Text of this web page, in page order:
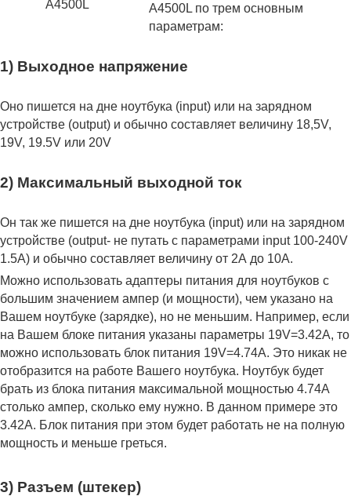
A4500L по трем основным
параметрам:
1) Выходное напряжение
Оно пишется на дне ноутбука (input) или на зарядном
устройстве (output) и обычно составляет величину 18,5V,
19V, 19.5V или 20V
2) Максимальный выходной ток
Он так же пишется на дне ноутбука (input) или на зарядном
устройстве (output- не путать с параметрами input 100-240V
1.5A) и обычно составляет величину от 2А до 10A.
Можно использовать адаптеры питания для ноутбуков с
большим значением ампер (и мощности), чем указано на
Вашем ноутбуке (зарядке), но не меньшим. Например, если
на Вашем блоке питания указаны параметры 19V=3.42A, то
можно использовать блок питания 19V=4.74A. Это никак не
отобразится на работе Вашего ноутбука. Ноутбук будет
брать из блока питания максимальной мощностью 4.74А
столько ампер, сколько ему нужно. В данном примере это
3.42А. Блок питания при этом будет работать не на полную
мощность и меньше греться.
3) Разъем (штекер)